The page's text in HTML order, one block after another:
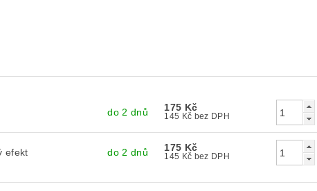
do 2 dnů 175 Kč
145 Kč bez DPH
efekt do 2 dnů 175 Kč
145 Kč bez DPH